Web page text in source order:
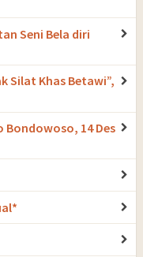
Seni Bela diri
Silat Khas Betawi”,
Bondowoso, 14 Des